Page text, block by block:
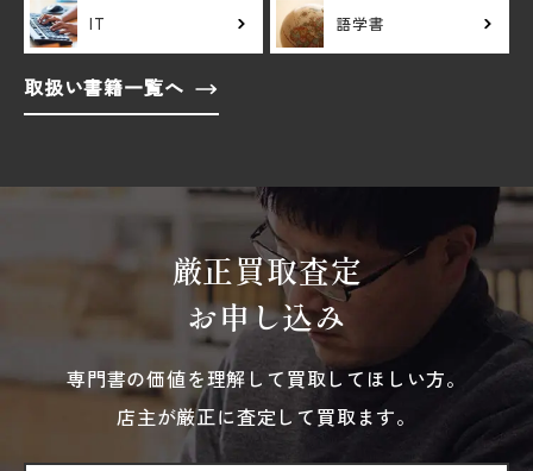
IT 語学書
取扱い書籍一覧へ
厳正買取査定
お申し込み
専門書の価値を理解して買取してほしい方。
店主が厳正に査定して買取ます。